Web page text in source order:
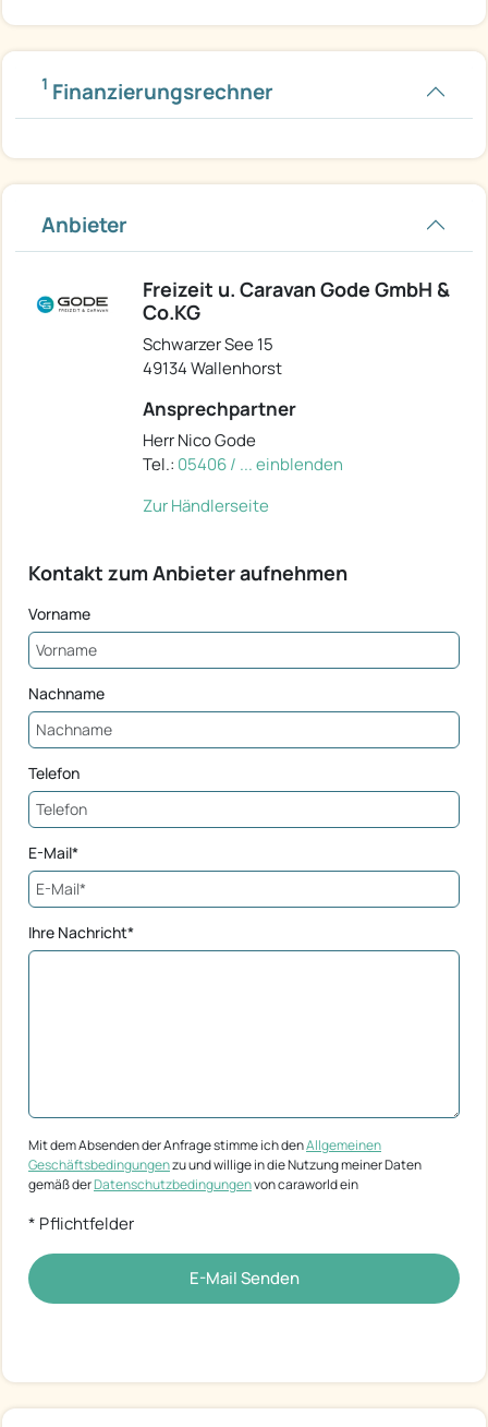
1 Finanzierungsrechner
Anbieter
Freizeit u. Caravan Gode GmbH &
Co.KG
Schwarzer See 15
49134 Wallenhorst
Ansprechpartner
Herr Nico Gode
Tel.: 05406 / ... einblenden
Zur Händlerseite
Kontakt zum Anbieter aufnehmen
Vorname
Nachname
Telefon
E-Mail*
Ihre Nachricht*
Mit dem Absenden der Anfrage stimme ich denAllgemeinen
Geschäftsbedingungenzu und willige in die Nutzung meiner Daten
gemäß derDatenschutzbedingungenvon caraworld ein
* Pflichtfelder
E-Mail Senden